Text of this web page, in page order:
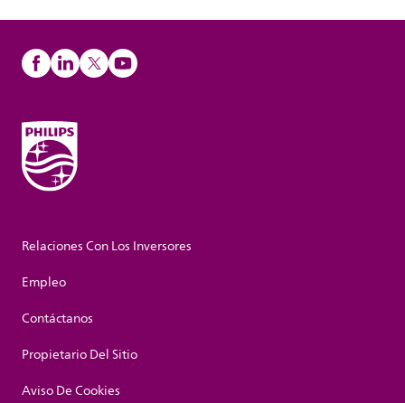
Relaciones Con Los Inversores
Empleo
Contáctanos
Propietario Del Sitio
Aviso De Cookies